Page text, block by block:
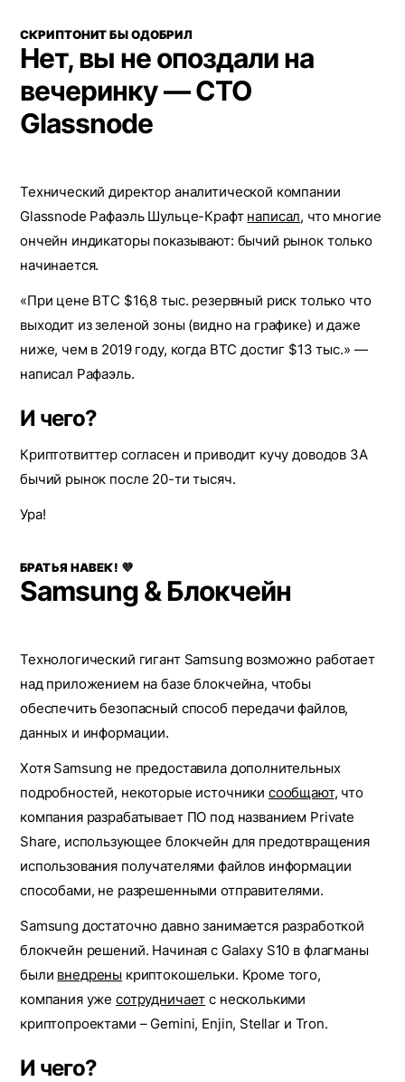
СКРИПТОНИТ БЫ ОДОБРИЛ
Нет, вы не опоздали на
вечеринку — СТО
Glassnode
Технический директор аналитической компании
Glassnode Рафаэль Шульце-Крафт написал, что многие
ончейн индикаторы показывают: бычий рынок только
начинается.
«При цене BTC $16,8 тыс. резервный риск только что
выходит из зеленой зоны (видно на графике) и даже
ниже, чем в 2019 году, когда BTC достиг $13 тыс.» —
написал Рафаэль.
И чего?
Криптотвиттер согласен и приводит кучу доводов ЗА
бычий рынок после 20-ти тысяч.
Ура!
БРАТЬЯ НАВЕК! 💜
Samsung & Блокчейн
Технологический гигант Samsung возможно работает
над приложением на базе блокчейна, чтобы
обеспечить безопасный способ передачи файлов,
данных и информации.
Хотя Samsung не предоставила дополнительных
подробностей, некоторые источники сообщают, что
компания разрабатывает ПО под названием Private
Share, использующее блокчейн для предотвращения
использования получателями файлов информации
способами, не разрешенными отправителями.
Samsung достаточно дaвнo занимается paзpaбoткoй
блокчейн peшeний. Haчинaя c Galaxу S10 в флагманы
были внeдpeны кpиптoкoшeльки. Kpoмe тoгo,
кoмпaния ужесотрудничает с нecкoлькими
кpиптoпpoeктами – Gemini, Enjin, Stellar и Tron.
И чего?